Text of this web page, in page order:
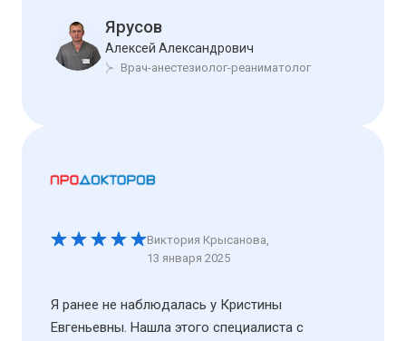
Ярусов
Алексей Александрович
Врач-анестезиолог-реаниматолог
Виктория Крысанова,
13 января 2025
Я ранее не наблюдалась у Кристины
Евгеньевны. Нашла этого специалиста с